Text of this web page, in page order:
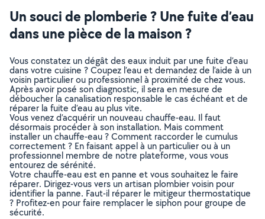
Un souci de plomberie ? Une fuite d’eau
dans une pièce de la maison ?
Vous constatez un dégât des eaux induit par une fuite d’eau
dans votre cuisine ? Coupez l’eau et demandez de l’aide à un
voisin particulier ou professionnel à proximité de chez vous.
Après avoir posé son diagnostic, il sera en mesure de
déboucher la canalisation responsable le cas échéant et de
réparer la fuite d’eau au plus vite.
Vous venez d’acquérir un nouveau chauffe-eau. Il faut
désormais procéder à son installation. Mais comment
installer un chauffe-eau ? Comment raccorder le cumulus
correctement ? En faisant appel à un particulier ou à un
professionnel membre de notre plateforme, vous vous
entourez de sérénité.
Votre chauffe-eau est en panne et vous souhaitez le faire
réparer. Dirigez-vous vers un artisan plombier voisin pour
identifier la panne. Faut-il réparer le mitigeur thermostatique
? Profitez-en pour faire remplacer le siphon pour groupe de
sécurité.